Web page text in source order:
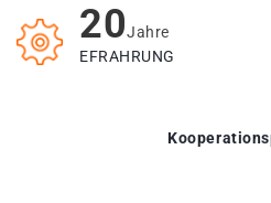
20Jahre
EFRAHRUNG